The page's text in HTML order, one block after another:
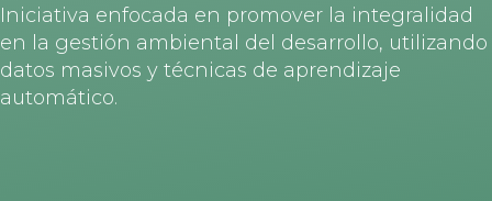
Iniciativa enfocada en promover la integralidad
en la gestión ambiental del desarrollo, utilizando
datos masivos y técnicas de aprendizaje
automático.